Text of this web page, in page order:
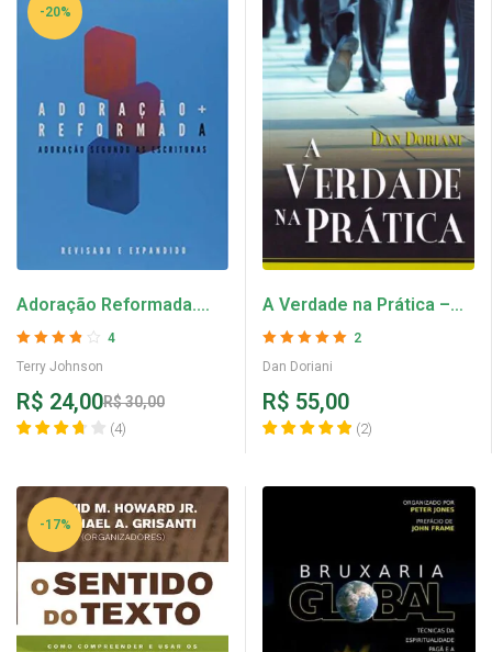
-20%
Adoração Reformada.
Adoração Segundo As
Escrituras – Terry
Avaliação
de 5
4
Terry Johnson
R$30,00
R$ 24,00
(4)
A Verdade na Prática –
Dan Doriani2
Dan Doriani
R$ 55,00
(2)
-17%